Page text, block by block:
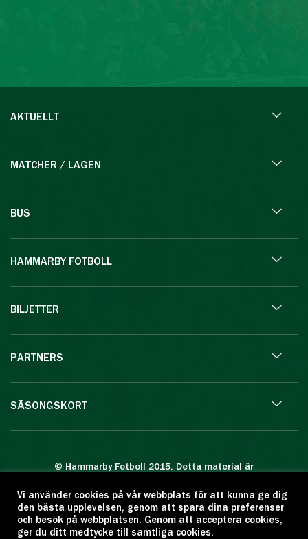
AKTUELLT
MATCHER / LAGEN
BUS
HAMMARBY FOTBOLL
BILJETTER
PARTNERS
SÄSONGSKORT
© Hammarby Fotboll 2015. Detta material är
Eftertryck eller annan kopiering är förbjuden.
Citera oss gärna men ange källan:
www.hammarbyfotboll.se. Ansvarig utgivare:
Vi använder cookies på vår webbplats för att kunna ge dig
den bästa upplevelsen, genom att spara dina preferenser
och besök på webbplatsen. Genom att acceptera cookies,
ger du ditt medtycke till samtliga cookies.